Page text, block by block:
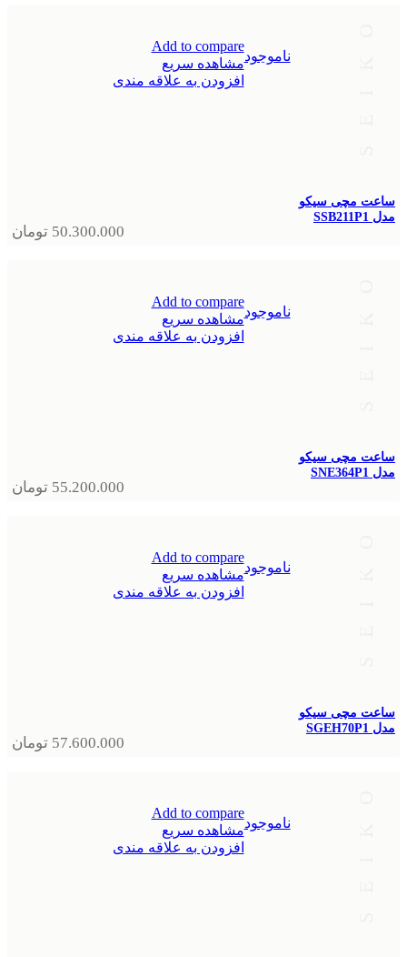
ناموجود
Add to compare
مشاهده سریع
افزودن به علاقه مندی
ساعت مچی سیکو
مدل SSB211P1
50.300.000 تومان
ناموجود
Add to compare
مشاهده سریع
افزودن به علاقه مندی
ساعت مچی سیکو
مدل SNE364P1
55.200.000 تومان
ناموجود
Add to compare
مشاهده سریع
افزودن به علاقه مندی
ساعت مچی سیکو
مدل SGEH70P1
57.600.000 تومان
ناموجود
Add to compare
مشاهده سریع
افزودن به علاقه مندی